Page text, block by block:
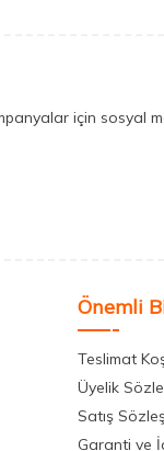
için sosyal
Önemli
Teslimat
Üyelik
Satış
Garanti ve